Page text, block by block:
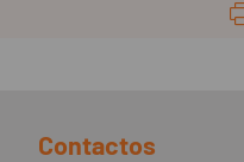
Contactos